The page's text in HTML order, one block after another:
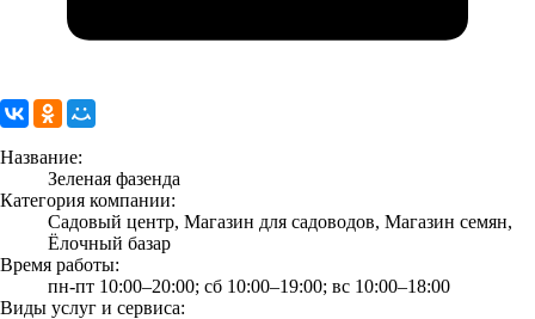
Название:
Зеленая фазенда
Категория компании:
Садовый центр, Магазин для садоводов, Магазин семян,
Ёлочный базар
Время работы:
пн-пт 10:00–20:00; сб 10:00–19:00; вс 10:00–18:00
Виды услуг и сервиса: